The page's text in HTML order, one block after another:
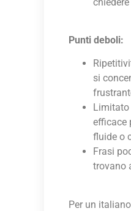
Punti deboli:
si
efficace
fluide o
Frasi
trovano
Per un